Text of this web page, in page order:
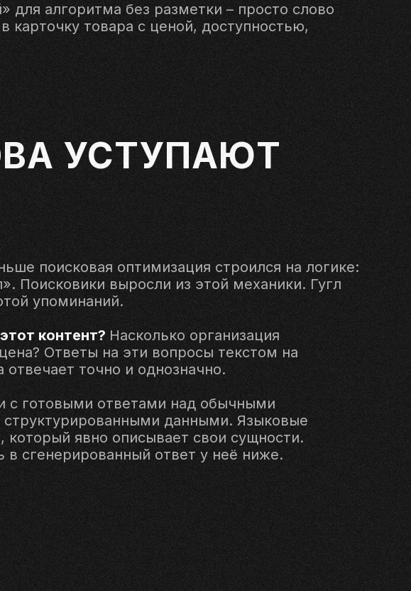
для алгоритма без разметки – просто слово
карточку товара с ценой, доступностью,
УСТУПАЮТ
поисковая оптимизация строился на логике:
Поисковики выросли из этой механики. Гугл
упоминаний.
контент? Насколько организация
Ответы на эти вопросы текстом на
точно и однозначно.
с готовыми ответами над обычными
структурированными данными. Языковые
явно описывает свои сущности.
сгенерированный ответ у неё ниже.